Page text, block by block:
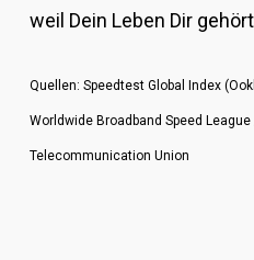
weil Dein Leben Dir
Quellen: Speedtest Global Index
Worldwide Broadband Speed
Telecommunication Union